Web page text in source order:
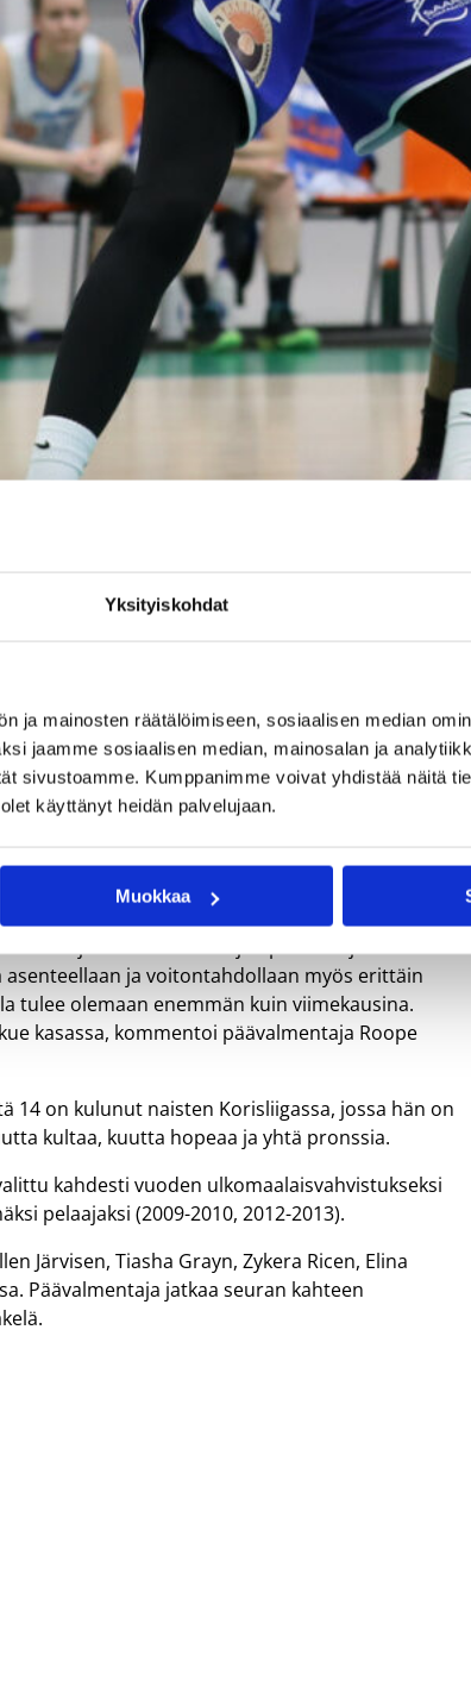
Yksityiskohdat
ja mainosten räätälöimiseen, sosiaalisen median
jaamme sosiaalisen median, mainosalan ja
sivustoamme. Kumppanimme voivat yhdistää näitä
käyttänyt heidän palvelujaan.
Muokkaa
mukaan lukien 407 ottelua, joissa on
kaudellaan Reshetkon pistekeskiarvo on ollut
on jo vuosia ollut sarjan parhaita ja
ja voitontahdollaan myös erittäin
tulee olemaan enemmän kuin viimekausina.
kasassa, kommentoi päävalmentaja Roope
14 on kulunut naisten Korisliigassa, jossa hän on
kultaa, kuutta hopeaa ja yhtä pronssia.
kahdesti vuoden ulkomaalaisvahvistukseksi
pelaajaksi (2009-2010, 2012-2013).
Järvisen, Tiasha Grayn, Zykera Ricen, Elina
Päävalmentaja jatkaa seuran kahteen